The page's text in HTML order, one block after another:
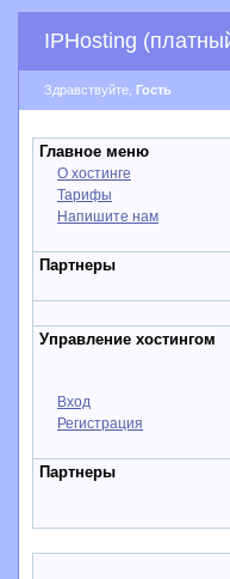
IPHosting
Здравствуйте, Гость
Главное меню
О хостинге
Тарифы
Напишите нам
Партнеры
Управление хостингом
Вход
Регистрация
Партнеры